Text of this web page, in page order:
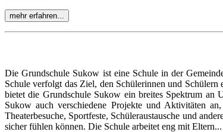
mehr erfahren...
Die Grundschule Sukow ist eine Schule in der
Schule verfolgt das Ziel, den Schülerinnen und
bietet die Grundschule Sukow ein breites Spektrum an
Sukow auch verschiedene Projekte und Aktivitäten
Theaterbesuche, Sportfeste, Schüleraustausche und
sicher fühlen können. Die Schule arbeitet eng mit Eltern...